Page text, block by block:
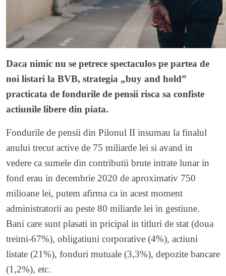
Daca nimic nu se petrece spectaculos pe partea de
noi listari la BVB, strategia „buy and hold”
practicata de fondurile de pensii risca sa confiste
actiunile libere din piata.
Fondurile de pensii din Pilonul II insumau la finalul
anului trecut active de 75 miliarde lei si avand in
vedere ca sumele din contributii brute intrate lunar in
fond erau in decembrie 2020 de aproximativ 750
milioane lei, putem afirma ca in acest moment
administratorii au peste 80 miliarde lei in gestiune.
Bani care sunt plasati in pricipal in titluri de stat (doua
treimi-67%), obligatiuni corporative (4%), actiuni
listate (21%), fonduri mutuale (3,3%), depozite bancare
(1,2%), etc.